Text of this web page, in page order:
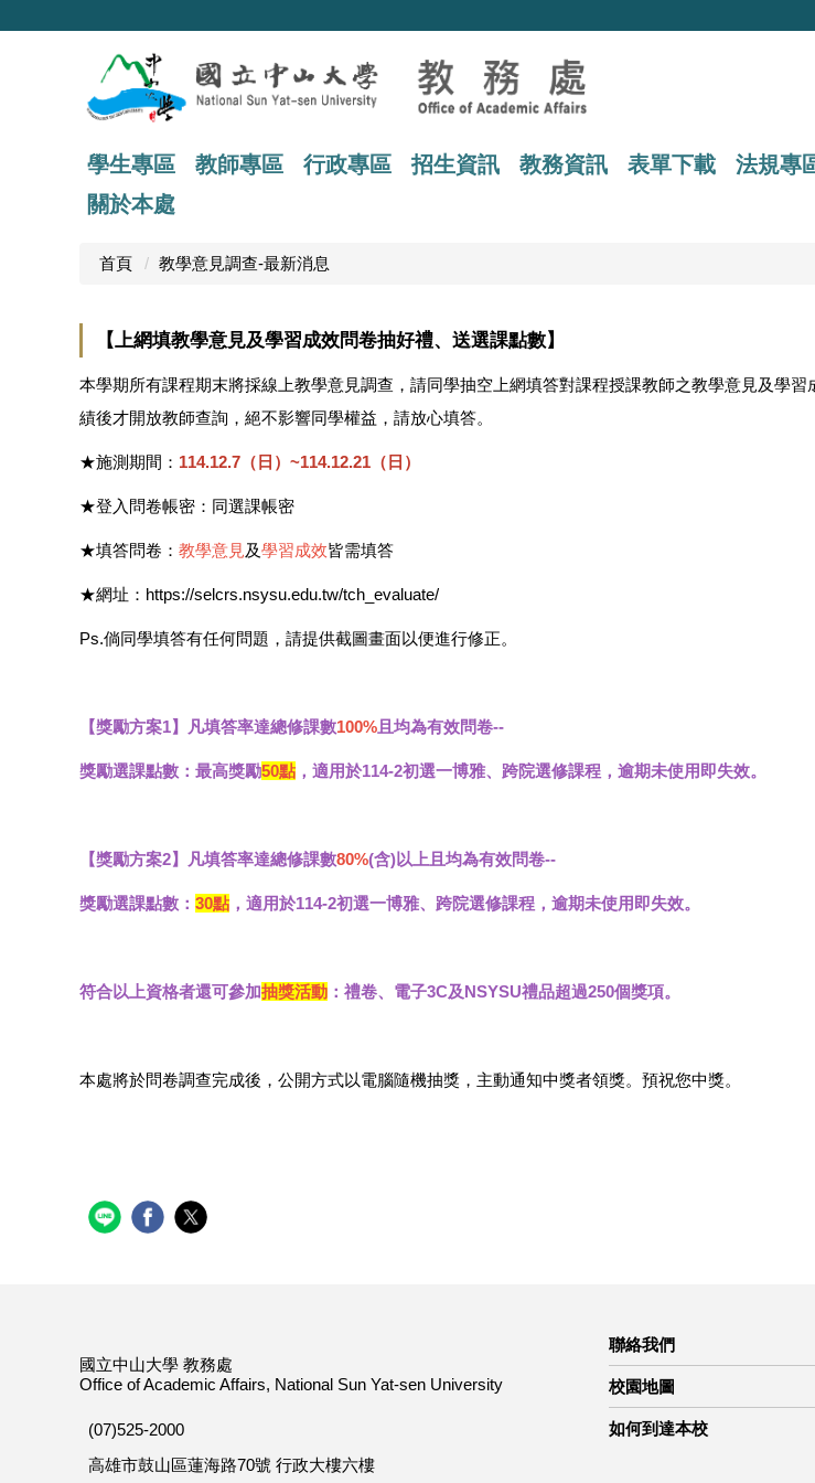
學生專區 教師專區 行政專區 招生資訊 教務資訊 表單下載 法規專
關於本處
首頁 教學意見調查-最新消息
【上網填教學意見及學習成效問卷抽好禮、送選課點數】
本學期所有課程期末將採線上教學意見調查，請同學抽空上網填答對課程授課教師之教學意見及學
績後才開放教師查詢，絕不影響同學權益，請放心填答。
★施測期間： 114.12.7（日）~114.12.21（日）
★登入問卷帳密：同選課帳密
★填答問卷： 教學意見及學習成效皆需填答
★網址：https://selcrs.nsysu.edu.tw/tch_evaluate/
Ps.倘同學填答有任何問題，請提供截圖畫面以便進行修正。
【獎勵方案1】凡填答率達總修課數100%且均為有效問卷--
獎勵選課點數：最高獎勵50點 ，適用於114-2初選一博雅、跨院選修課程，逾期未使用即失效。
【獎勵方案2】凡填答率達總修課數80%(含)以上且均為有效問卷--
獎勵選課點數： 30點 ，適用於114-2初選一博雅、跨院選修課程，逾期未使用即失效。
符合以上資格者還可參加抽獎活動 ： 禮卷、電子3C及NSYSU禮品超過250個獎項。
本處將於問卷調查完成後，公開方式以電腦隨機抽獎，主動通知中獎者領獎。預祝您中獎。
國立中山大學 教務處
Office of Academic Affairs, National Sun Yat-sen University
(07)525-2000
高雄市鼓山區蓮海路70號 行政大樓六樓
聯絡我們
校園地圖
如何到達本校